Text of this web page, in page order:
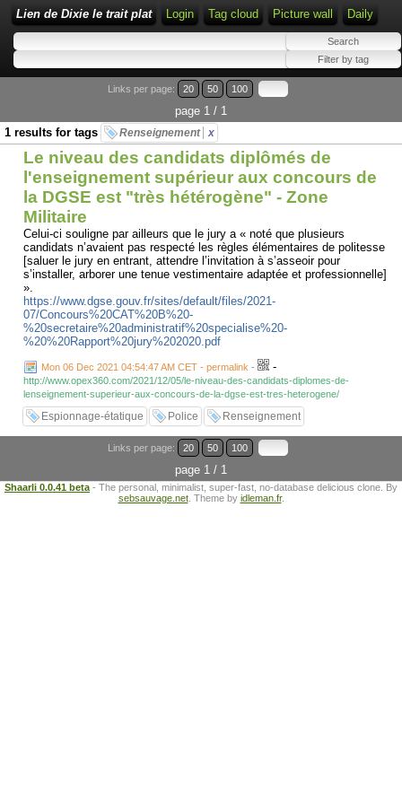
Lien de Dixie le trait plat Login Tag cloud Picture wall Daily
Links per page: 20 50 100
page 1 / 1
1 results for tags
Renseignement x
Le niveau des candidats diplômés de
l'enseignement supérieur aux concours de
la DGSE est "très hétérogène" - Zone
Militaire
Celui-ci souligne par ailleurs que le jury a « noté que plusieurs
candidats n’avaient pas respecté les règles élémentaires de politesse
[saluer le jury en entrant, attendre l’invitation à s’asseoir pour
s’installer, arborer une tenue vestimentaire adaptée et professionnelle]
».
https://www.dgse.gouv.fr/sites/default/files/2021-
07/Concours%20CAT%20B%20-
%20secretaire%20administratif%20specialise%20-
%20%20Rapport%20jury%202020.pdf
Mon 06 Dec 2021 04:54:47 AM CET - permalink - -
http://www.opex360.com/2021/12/05/le-niveau-des-candidats-diplomes-de-
lenseignement-superieur-aux-concours-de-la-dgse-est-tres-heterogene/
Espionnage-étatique Police Renseignement
Links per page: 20 50 100
page 1 / 1
Shaarli 0.0.41 beta - The personal, minimalist, super-fast, no-database delicious clone. By
sebsauvage.net. Theme by idleman.fr.